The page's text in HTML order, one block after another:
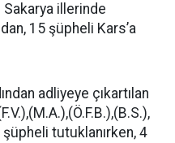
Sakarya illerinde
15 şüpheli Kars’a
adliyeye çıkartılan
şüpheli tutuklanırken, 4